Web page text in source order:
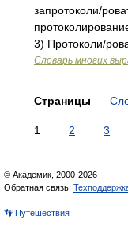
запротоколи/
3) Протоколи/
Словарь многих
Страницы
1 2 3
© Академик, 2000-2026
Обратная связь:
👣 Путешествия